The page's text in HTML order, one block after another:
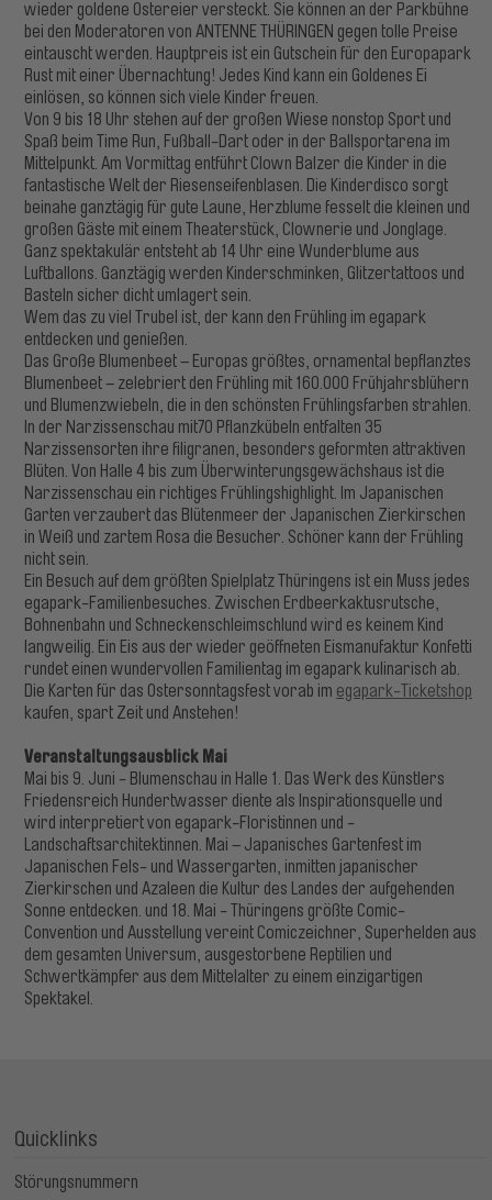
wieder goldene Ostereier versteckt. Sie können an der Parkbühne
bei den Moderatoren von ANTENNE THÜRINGEN gegen tolle Preise
eintauscht werden. Hauptpreis ist ein Gutschein für den Europapark
Rust mit einer Übernachtung! Jedes Kind kann ein Goldenes Ei
einlösen, so können sich viele Kinder freuen.
Von 9 bis 18 Uhr stehen auf der großen Wiese nonstop Sport und
Spaß beim Time Run, Fußball-Dart oder in der Ballsportarena im
Mittelpunkt. Am Vormittag entführt Clown Balzer die Kinder in die
fantastische Welt der Riesenseifenblasen. Die Kinderdisco sorgt
beinahe ganztägig für gute Laune, Herzblume fesselt die kleinen und
großen Gäste mit einem Theaterstück, Clownerie und Jonglage.
Ganz spektakulär entsteht ab 14 Uhr eine Wunderblume aus
Luftballons. Ganztägig werden Kinderschminken, Glitzertattoos und
Basteln sicher dicht umlagert sein.
Wem das zu viel Trubel ist, der kann den Frühling im egapark
entdecken und genießen.
Das Große Blumenbeet – Europas größtes, ornamental bepflanztes
Blumenbeet – zelebriert den Frühling mit 160.000 Frühjahrsblühern
und Blumenzwiebeln, die in den schönsten Frühlingsfarben strahlen.
In der Narzissenschau mit70 Pflanzkübeln entfalten 35
Narzissensorten ihre filigranen, besonders geformten attraktiven
Blüten. Von Halle 4 bis zum Überwinterungsgewächshaus ist die
Narzissenschau ein richtiges Frühlingshighlight. Im Japanischen
Garten verzaubert das Blütenmeer der Japanischen Zierkirschen
in Weiß und zartem Rosa die Besucher. Schöner kann der Frühling
nicht sein.
Ein Besuch auf dem größten Spielplatz Thüringens ist ein Muss jedes
egapark-Familienbesuches. Zwischen Erdbeerkaktusrutsche,
Bohnenbahn und Schneckenschleimschlund wird es keinem Kind
langweilig. Ein Eis aus der wieder geöffneten Eismanufaktur Konfetti
rundet einen wundervollen Familientag im egapark kulinarisch ab.
Die Karten für das Ostersonntagsfest vorab im egapark-Ticketshop
kaufen, spart Zeit und Anstehen!
Veranstaltungsausblick Mai
Mai bis 9. Juni - Blumenschau in Halle 1. Das Werk des Künstlers
Friedensreich Hundertwasser diente als Inspirationsquelle und
wird interpretiert von egapark-Floristinnen und -
Landschaftsarchitektinnen. Mai – Japanisches Gartenfest im
Japanischen Fels- und Wassergarten, inmitten japanischer
Zierkirschen und Azaleen die Kultur des Landes der aufgehenden
Sonne entdecken. und 18. Mai - Thüringens größte Comic-
Convention und Ausstellung vereint Comiczeichner, Superhelden aus
dem gesamten Universum, ausgestorbene Reptilien und
Schwertkämpfer aus dem Mittelalter zu einem einzigartigen
Spektakel.
Quicklinks
Störungsnummern